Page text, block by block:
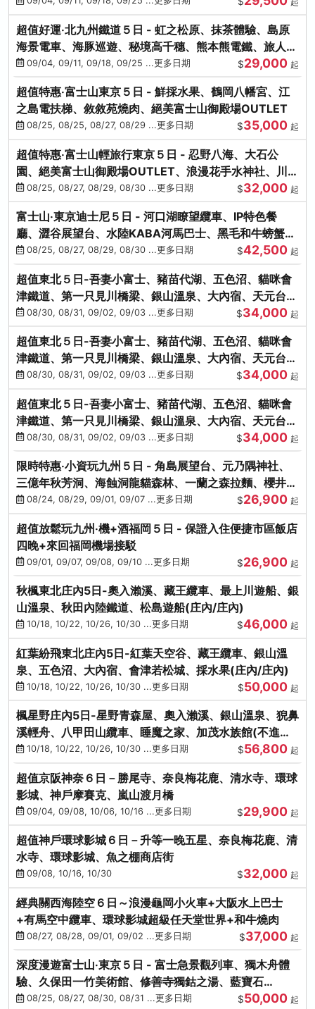
超值好運‧北九州鐵道５日 - 虹之松原、抹茶體驗、島原
海景電車、海豚巡遊、秘境高千穗、熊本熊電鐵、旅人觀
光列車-台中出發
09/04, 09/11, 09/18, 09/25 ...更多日期 $29,000 起
超值特惠‧富士山東京５日 - 鮮採水果、鶴岡八幡宮、江
之島電扶梯、敘敘苑燒肉、絕美富士山御殿場OUTLET
08/25, 08/25, 08/27, 08/29 ...更多日期 $35,000 起
超值特惠‧富士山輕旅行東京５日 - 忍野八海、大石公
園、絕美富士山御殿場OUTLET、浪漫花手水神社、川越
小江戶
08/25, 08/27, 08/29, 08/30 ...更多日期 $32,000 起
富士山‧東京迪士尼５日 - 河口湖瞭望纜車、IP特色餐
廳、澀谷展望台、水陸KABA河馬巴士、黑毛和牛螃蟹美
饌、季節採果
08/25, 08/27, 08/29, 08/30 ...更多日期 $42,500 起
超值東北５日-吾妻小富士、豬苗代湖、五色沼、貓咪會
津鐵道、第一只見川橋梁、銀山溫泉、大內宿、天元台高
原纜車
08/30, 08/31, 09/02, 09/03 ...更多日期 $34,000 起
超值東北５日-吾妻小富士、豬苗代湖、五色沼、貓咪會
津鐵道、第一只見川橋梁、銀山溫泉、大內宿、天元台高
原纜車
08/30, 08/31, 09/02, 09/03 ...更多日期 $34,000 起
超值東北５日-吾妻小富士、豬苗代湖、五色沼、貓咪會
津鐵道、第一只見川橋梁、銀山溫泉、大內宿、天元台高
原纜車
08/30, 08/31, 09/02, 09/03 ...更多日期 $34,000 起
限時特惠‧小資玩九州５日 - 角島展望台、元乃隅神社、
三億年秋芳洞、海蝕洞龍貓森林、一蘭之森拉麵、櫻井二
見浦08/24, 08/29, 09/01, 09/07 ...更多日期 $26,900 起
超值放鬆玩九州‧機+酒福岡５日 - 保證入住便捷市區飯店
四晚+來回福岡機場接駁
09/01, 09/07, 09/08, 09/10 ...更多日期 $26,900 起
秋楓東北庄內5日-奧入瀨溪、藏王纜車、最上川遊船、銀
山溫泉、秋田內陸鐵道、松島遊船(庄內/庄內)
10/18, 10/22, 10/26, 10/30 ...更多日期 $46,000 起
紅葉紛飛東北庄內5日-紅葉天空谷、藏王纜車、銀山溫
泉、五色沼、大內宿、會津若松城、採水果(庄內/庄內)
10/18, 10/22, 10/26, 10/30 ...更多日期 $50,000 起
楓星野庄內5日-星野青森屋、奧入瀨溪、銀山溫泉、猊鼻
溪輕舟、八甲田山纜車、睡魔之家、加茂水族館(不進店)
(庄內/庄內)
10/18, 10/22, 10/26, 10/30 ...更多日期 $56,800 起
超值京阪神奈６日－勝尾寺、奈良梅花鹿、清水寺、環球
影城、神戶摩賽克、嵐山渡月橋
09/04, 09/08, 10/06, 10/16 ...更多日期 $29,900 起
超值神戶環球影城６日－升等一晚五星、奈良梅花鹿、清
水寺、環球影城、魚之棚商店街
09/08, 10/16, 10/30 $32,000 起
經典關西海陸空６日～浪漫龜岡小火車+大阪水上巴士
+有馬空中纜車、環球影城超級任天堂世界+和牛燒肉
08/27, 08/28, 09/01, 09/02 ...更多日期 $37,000 起
深度漫遊富士山‧東京５日 - 富士急景觀列車、獨木舟體
驗、久保田一竹美術館、修善寺獨鈷之湯、藍寶石
SAPHIR踴子號
08/25, 08/27, 08/30, 08/31 ...更多日期 $50,000 起